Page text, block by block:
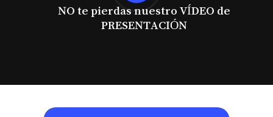
NO te pierdas nuestro VÍDEO de
PRESENTACIÓN